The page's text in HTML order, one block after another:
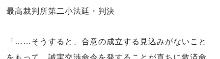
最高裁判所第二小法廷・判決
「……そうすると、合意の成立する見込みがないこと
をもって、誠実交渉命令を発することが直ちに救済命